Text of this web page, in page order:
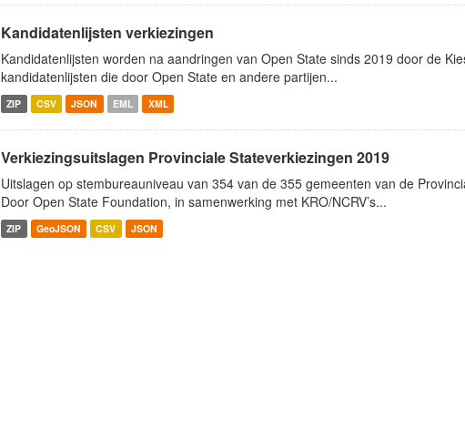
Kandidatenlijsten verkiezingen
Kandidatenlijsten worden na aandringen van Open State sinds 2019 door de
kandidatenlijsten die door Open State en andere partijen...
ZIP CSV JSON EML XML
Verkiezingsuitslagen Provinciale Stateverkiezingen 2019
Uitslagen op stembureauniveau van 354 van de 355 gemeenten van de
Door Open State Foundation, in samenwerking met KRO/NCRV’s...
ZIP GeoJSON CSV JSON